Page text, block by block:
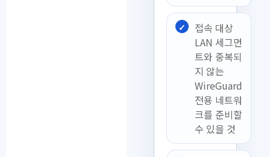
접속 대상
LAN 세그먼
트와 중복되
지 않는
WireGuard
전용 네트워
크를 준비할
수 있을 것